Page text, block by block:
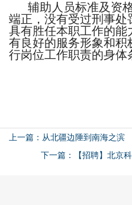
辅助人员标准及资
端正，没有受过刑事处
具有胜任本职工作的
有良好的服务形象和积
行岗位工作职责的身体
上一篇：从北疆边陲到南海之滨
下一篇：【招聘】北京